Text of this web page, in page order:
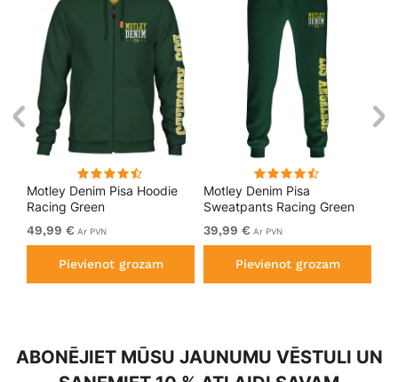
Motley Denim Pisa Hoodie
Racing Green
49,99 € Ar PVN
Pievienot grozam
Motley Denim Pisa
Sweatpants Racing Green
39,99 € Ar PVN
Pievienot grozam
ABONĒJIET MŪSU JAUNUMU VĒSTULI UN